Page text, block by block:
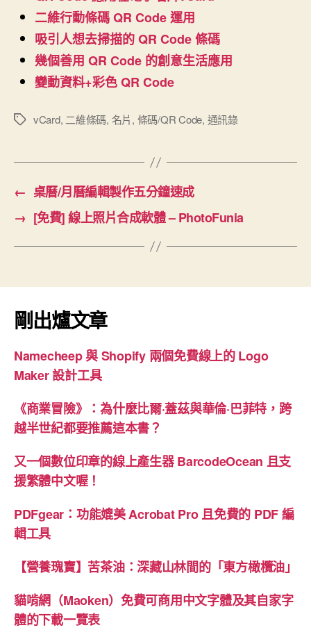
二維行動條碼 QR Code 運用
吸引人想去掃描的 QR Code 條碼
幾個善用 QR Code 的創意生活應用
變動資料+彩色 QR Code
標
vCard, 二維條碼, 名片, 條碼/QR Code, 通訊錄
← 桌曆/月曆編輯製作五分鐘速成
→ [免費] 線上照片合成軟體 – PhotoFunia
剛出爐文章
Namecheep 與 Shopify 兩個免費線上的 Logo
Maker 設計工具
《商業冒險》：為什麼比爾·蓋茲與華倫·巴菲特，跨
越半世紀都要推薦這本書？
又一個數位印章的線上產生器 BarcodeOcean 且支
援繁體中文喔！
PDFgear：功能媲美 Acrobat Pro 且免費的 PDF 編
輯工具
【營養瑰寶】苦茶油：深藏山林間的「東方橄欖油」
貓啃網（Maoken）免費可商用中文字體及其自家字
體的下載一覽表